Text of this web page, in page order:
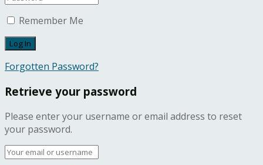
Remember Me
Forgotten Password?
Retrieve your password
Please enter your username or email address to reset
your password.